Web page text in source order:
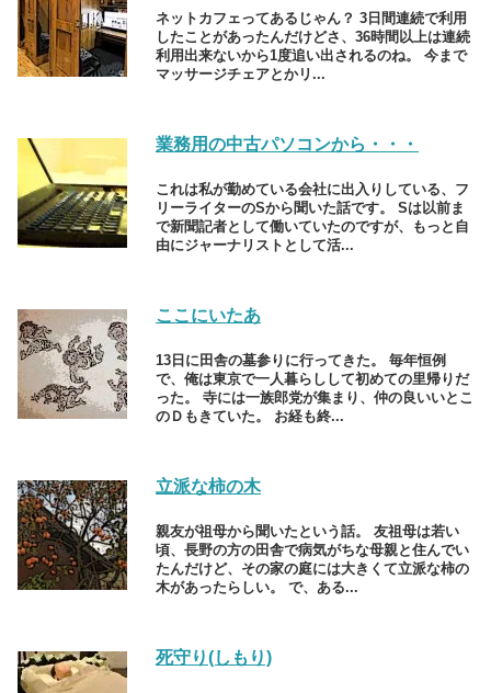
ネットカフェってあるじゃん？ 3日間連続で利用
したことがあったんだけどさ、36時間以上は連続
利用出来ないから1度追い出されるのね。 今まで
マッサージチェアとかリ...
業務用の中古パソコンから・・・
これは私が勤めている会社に出入りしている、フ
リーライターのSから聞いた話です。 Sは以前ま
で新聞記者として働いていたのですが、もっと自
由にジャーナリストとして活...
ここにいたあ
13日に田舎の墓参りに行ってきた。 毎年恒例
で、俺は東京で一人暮らしして初めての里帰りだ
った。 寺には一族郎党が集まり、仲の良いいとこ
のＤもきていた。 お経も終...
立派な柿の木
親友が祖母から聞いたという話。 友祖母は若い
頃、長野の方の田舎で病気がちな母親と住んでい
たんだけど、その家の庭には大きくて立派な柿の
木があったらしい。 で、ある...
死守り(しもり)